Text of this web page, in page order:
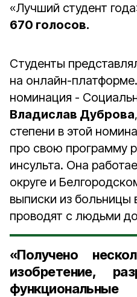
«Лучший студент
670 голосов.
Студенты
на онлайн-
номинация -
Владислав Дуброва
степени в этой
про свою программу
инсульта. Она
округе и
выписки из
проводят с людьми
«Получено
изобретение,